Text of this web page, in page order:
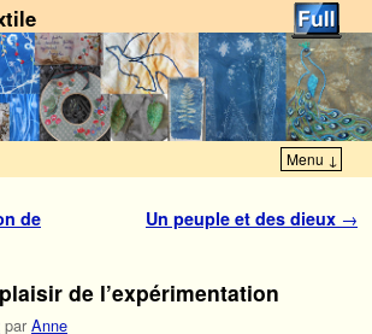
Menu ↓
de
Un peuple et des dieux →
de l’expérimentation
par Anne